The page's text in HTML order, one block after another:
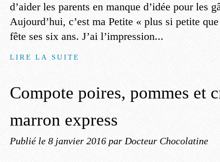
d’aider les parents en manque d’idée pour les
Aujourd’hui, c’est ma Petite « plus si petite
fête ses six ans. J’ai l’impression...
LIRE LA SUITE
Compote poires, pommes et
marron express
Publié le 8 janvier 2016 par Docteur Chocolatine